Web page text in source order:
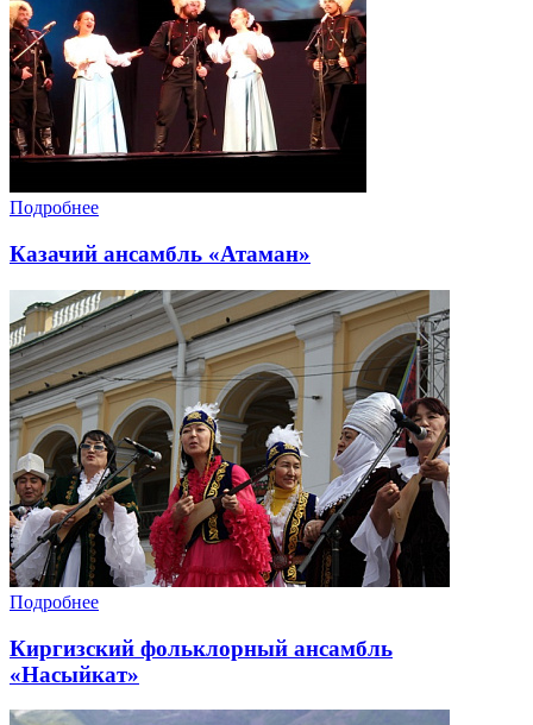
Подробнее
Казачий ансамбль «Атаман»
Подробнее
Киргизский фольклорный ансамбль
«Насыйкат»